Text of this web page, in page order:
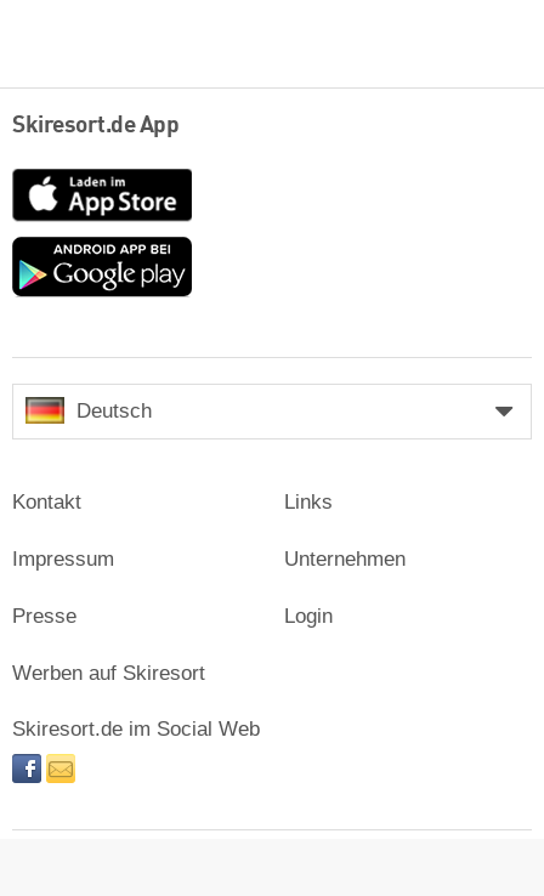
Skiresort.de App
App
Store
Google
Deutsch
Kontakt
Impressum
Presse
Links
Unternehmen
Login
Werben auf Skiresort
Skiresort.de im Social Web
facebooknewsletter